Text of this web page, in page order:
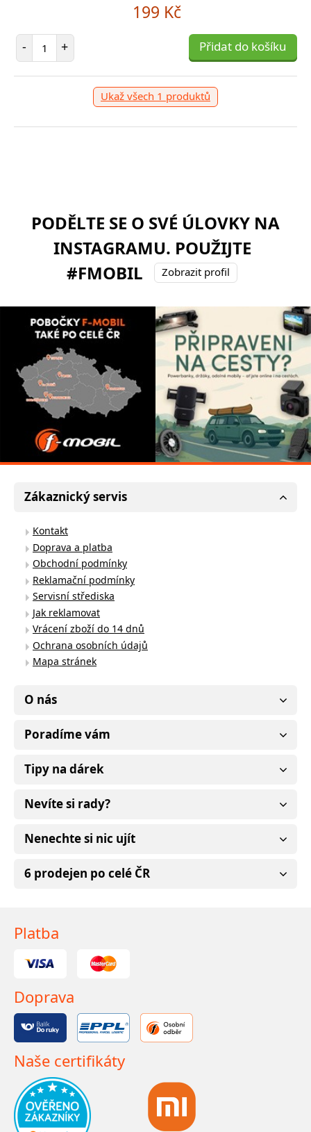
199 Kč
- Počet položek
+ Přidat do košíku
Ukaž všech 1 produktů
Přidat do košíku
PODĚLTE SE O SVÉ ÚLOVKY NA
INSTAGRAMU. POUŽIJTE
#FMOBIL
Zobrazit profil
Zákaznický servis
Kontakt
Doprava a platba
Obchodní podmínky
Reklamační podmínky
Servisní střediska
Jak reklamovat
Vrácení zboží do 14 dnů
Ochrana osobních údajů
Mapa stránek
O nás
Poradíme vám
Tipy na dárek
Nevíte si rady?
Nenechte si nic ujít
6 prodejen po celé ČR
Platba
Doprava
Naše certifikáty